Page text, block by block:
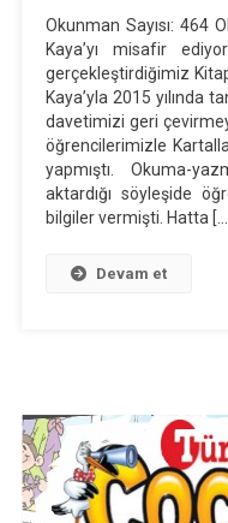
Okunman Sayısı: 464
Kaya’yı misafir
gerçekleştirdiğimiz
Kaya’yla 2015 yılında
davetimizi geri
öğrencilerimizle
yapmıştı. Okuma-
aktardığı söyleşide
bilgiler vermişti. Hatta […]
Devam et